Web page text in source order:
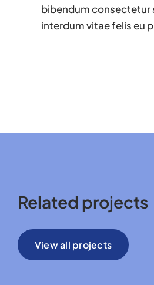
bibendum consectetur
interdum vitae felis eu
Related projects
View all projects